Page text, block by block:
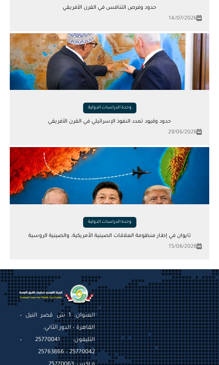
حدود وفرص التنافس في القرن الأفريقي
14/07/2026
وحدة الدراسات الدولية
حدود وقيود تمدد النفوذ الإسرائيلي في القرن الأفريقي
29/06/2026
وحدة الدراسات الدولية
تايوان في إطار منظومة العلاقات الصينية الأمريكية، والصينية الروسية
15/06/2026
العنوان: 1 ش قصر النيل –
القاهرة – الدور الثاني.
التليفون: 25770041 –
25770042 – 25763866